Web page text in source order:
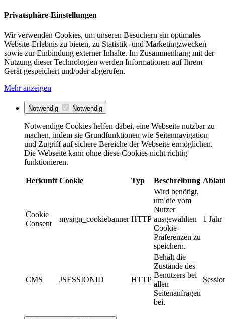
Privatsphäre-Einstellungen
Wir verwenden Cookies, um unseren Besuchern ein optimales
Website-Erlebnis zu bieten, zu Statistik- und Marketingzwecken
sowie zur Einbindung externer Inhalte. Im Zusammenhang mit der
Nutzung dieser Technologien werden Informationen auf Ihrem
Gerät gespeichert und/oder abgerufen.
Mehr anzeigen
Notwendig Notwendig
Notwendige Cookies helfen dabei, eine Webseite nutzbar zu
machen, indem sie Grundfunktionen wie Seitennavigation
und Zugriff auf sichere Bereiche der Webseite ermöglichen.
Die Webseite kann ohne diese Cookies nicht richtig
funktionieren.
Herkunft Cookie Typ Beschreibung
Cookie
Consent
mysign_cookiebanner HTTP
Wird benötigt,
um die vom
Nutzer
ausgewählten
Cookie-
Präferenzen zu
speichern.
1 Jahr
CMS JSESSIONID HTTP
Behält die
Zustände des
Benutzers bei
allen
Seitenanfragen
bei.